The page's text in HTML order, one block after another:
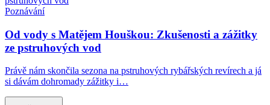
Poznávání
Od vody s Matějem Houškou: Zkušenosti a zážitky
ze pstruhových vod
Právě nám skončila sezona na pstruhových rybářských revírech a já
si dávám dohromady zážitky i…